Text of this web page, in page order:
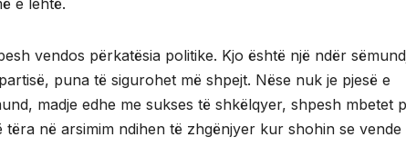
vendos përkatësia politike. Kjo është një ndër
puna të sigurohet më shpejt. Nëse nuk je pjesë e
madje edhe me sukses të shkëlqyer, shpesh mbetet
në arsimim ndihen të zhgënjyer kur shohin se vende